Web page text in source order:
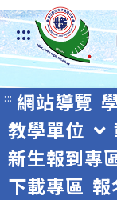
跳
轉
至
主
要
內
容
:::
::: 網站導覽
教學單位
新生報到專
下載專區 報